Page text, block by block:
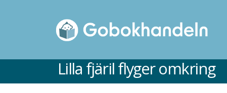
Lilla fjäril flyger omkring